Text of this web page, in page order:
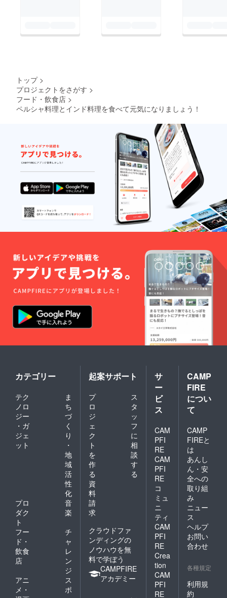
トップ >
プロジェクトをさがす >
フード・飲食店 >
ペルシャ料理とインド料理を食べて元気になりましょう！
カテゴリー
テク
ノロ
ジー
・ガ
ジェ
ット
ま
ち
づ
く
り
・
地
域
活
性
化
プロ
ダク
ト
音
楽
フー
ド・
飲食
店
チ
ャ
レ
ン
ジ
アニ
メ・
ス
ポ
起案サポート
プ
ロ
ジ
ェ
ク
ト
を
作
る
ス
タ
ッ
フ
に
相
談
す
る
資
料
請
求
クラウドファ
ンディングの
ノウハウを無
料で学ぼう
CAMPFIRE
アカデミー
サ
ー
ビ
ス
CAM
PFI
RE
CAM
PFI
RE
コ
ミュ
ニ
ティ
CAM
PFI
RE
Crea
tion
CAM
PFI
RE
CAMP
FIRE
につい
て
CAMP
FIREと
は
あんし
ん・安
全への
取り組
み
ニュー
ス
ヘルプ
お問い
合わせ
各種規定
利用規
約